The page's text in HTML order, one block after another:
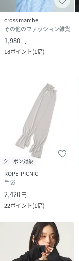
cross marche
その他のファッション雑貨
1,980円
18ポイント(1倍)
クーポン対象
ROPE' PICNIC
手袋
2,420円
22ポイント(1倍)